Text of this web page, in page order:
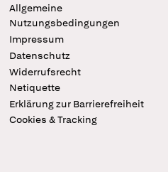
Allgemeine
Nutzungsbedingungen
Impressum
Datenschutz
Widerrufsrecht
Netiquette
Erklärung zur Barrierefreiheit
Cookies & Tracking